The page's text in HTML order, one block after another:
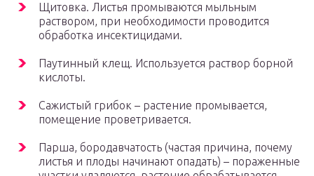
Щитовка. Листья промываются мыльным
раствором, при необходимости проводится
обработка инсектицидами.
Паутинный клещ. Используется раствор борной
кислоты.
Сажистый грибок – растение промывается,
помещение проветривается.
Парша, бородавчатость (частая причина, почему
листья и плоды начинают опадать) – пораженные